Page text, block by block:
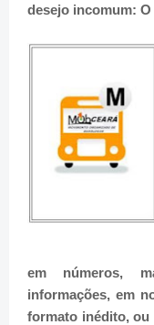
desejo incomum:
em números,
informações, em
formato inédito, ou